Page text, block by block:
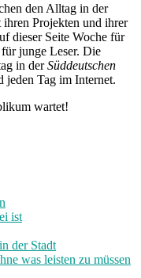
den Alltag in der
Projekten und ihrer
dieser Seite Woche für
junge Leser. Die
in derSüddeutschen
jeden Tag im Internet.
wartet!
ist
der Stadt
was leisten zu müssen